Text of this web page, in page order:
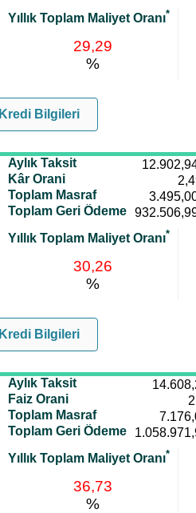
Yıllık Toplam Maliyet Oranı*
29,29
%
Kredi Bilgileri
Aylık Taksit
Kâr Orani
Toplam Masraf
Toplam Geri Ödeme
Yıllık Toplam Maliyet Oranı*
30,26
%
Kredi Bilgileri
Aylık Taksit
Faiz Orani
Toplam Masraf
Toplam Geri Ödeme
Yıllık Toplam Maliyet Oranı*
36,73
%